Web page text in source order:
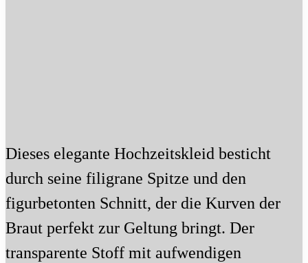
Dieses elegante Hochzeitskleid besticht
durch seine filigrane Spitze und den
figurbetonten Schnitt, der die Kurven der
Braut perfekt zur Geltung bringt. Der
transparente Stoff mit aufwendigen